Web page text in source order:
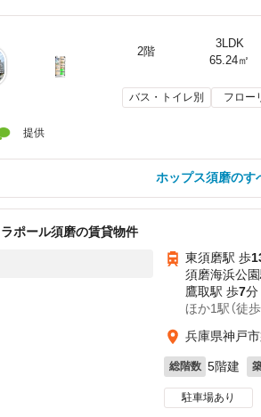
2階
3LDK
65.24㎡
バス・トイレ別 フロー
提供
ホップス須磨のす
ラポール須磨の賃貸物件
東須磨駅 歩
須磨海浜公
鷹取駅 歩7分
ほか1駅（徒
兵庫県神戸
総階数 5階建
駐車場あり